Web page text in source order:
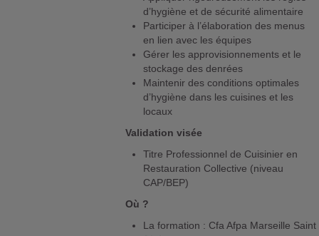
d’hygiène et de sécurité alimentaire
Participer à l’élaboration des menus
en lien avec les équipes
Gérer les approvisionnements et le
stockage des denrées
Maintenir des conditions optimales
d’hygiène dans les cuisines et les
locaux
Validation visée
Titre Professionnel de Cuisinier en
Restauration Collective (niveau
CAP/BEP)
Où ?
La formation : Cfa Afpa Marseille Saint